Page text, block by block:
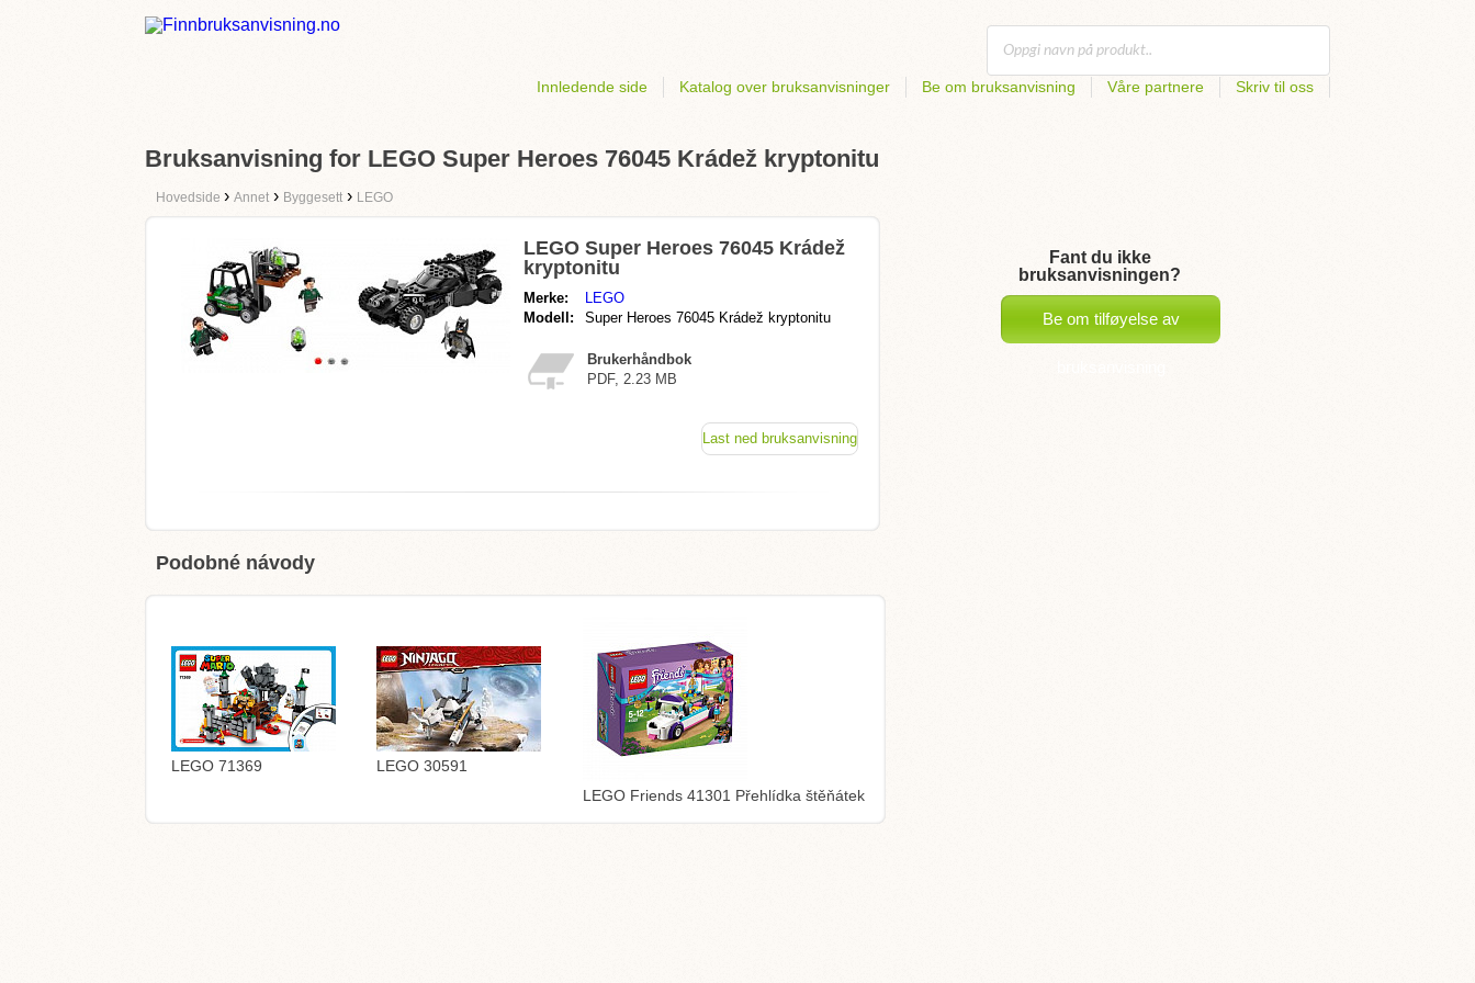
Innledende side Katalog over bruksanvisninger Be om bruksanvisning Våre partnere Skriv til oss
Bruksanvisning for LEGO Super Heroes 76045 Krádež kryptonitu
Hovedside › Annet › Byggesett › LEGO
LEGO Super Heroes 76045 Krádež
kryptonitu
Merke:
LEGO
Modell:
Super Heroes 76045 Krádež kryptonitu
Brukerhåndbok
PDF, 2.23 MB
Last ned bruksanvisning
Podobné návody
LEGO 71369
LEGO 30591
LEGO Friends 41301 Přehlídka štěňátek
Fant du ikke
bruksanvisningen?
Be om tilføyelse av